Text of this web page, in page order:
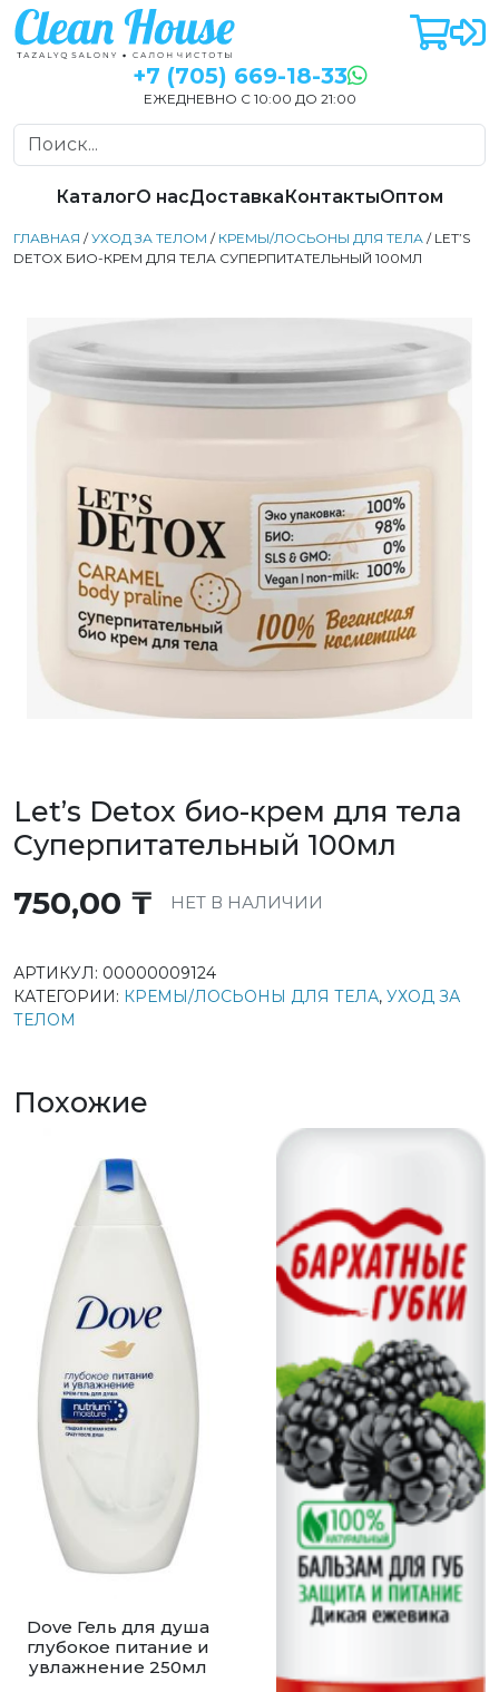
+7 (705) 669-18-33
ЕЖЕДНЕВНО С 10:00 ДО 21:00
КаталогО насДоставкаКонтактыОптом
ГЛАВНАЯ /УХОД ЗА ТЕЛОМ / КРЕМЫ/ЛОСЬОНЫ ДЛЯ ТЕЛА / LET’S
DETOX БИО-КРЕМ ДЛЯ ТЕЛА СУПЕРПИТАТЕЛЬНЫЙ 100МЛ
Let’s Detox био-крем для тела
Суперпитательный 100мл
750,00 ₸ НЕТ В НАЛИЧИИ
АРТИКУЛ: 00000009124
КАТЕГОРИИ: КРЕМЫ/ЛОСЬОНЫ ДЛЯ ТЕЛА, УХОД ЗА
ТЕЛОМ
Похожие
Dove Гель для душа
глубокое питание и
увлажнение 250мл